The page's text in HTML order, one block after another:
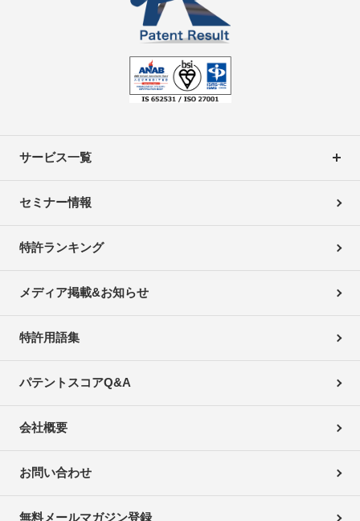
サービス一覧
セミナー情報
特許ランキング
メディア掲載&お知らせ
特許用語集
パテントスコアQ&A
会社概要
お問い合わせ
無料メールマガジン登録